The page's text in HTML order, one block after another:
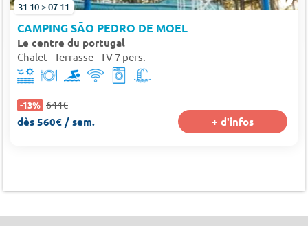
31.10 > 07.11
CAMPING SÃO PEDRO DE MOEL
Le centre du portugal
Chalet - Terrasse - TV 7 pers.
-13% 644€
dès 560€ / sem. + d'infos